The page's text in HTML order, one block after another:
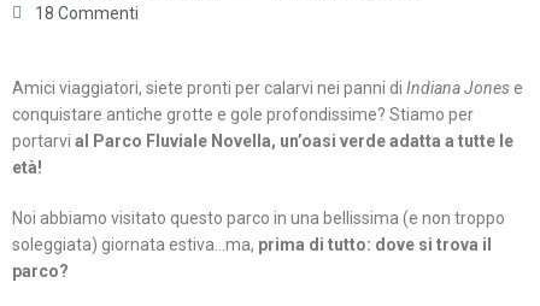
18 Commenti
Amici viaggiatori, siete pronti per calarvi nei panni di Indiana Jonese
conquistare antiche grotte e gole profondissime? Stiamo per
portarvi al Parco Fluviale Novella, un’oasi verde adatta a tutte le
età!
Noi abbiamo visitato questo parco in una bellissima (e non troppo
soleggiata) giornata estiva…ma, prima di tutto: dove si trova il
parco?